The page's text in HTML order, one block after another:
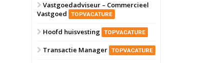
6 oktober 2026 Transformatieobject
Bekijk
Schiedam
Vastgoedadviseur – Commercieel
Vastgoed
TOPVACATURE
Hoofd huisvesting TOPVACATURE
Transactie Manager TOPVACATURE